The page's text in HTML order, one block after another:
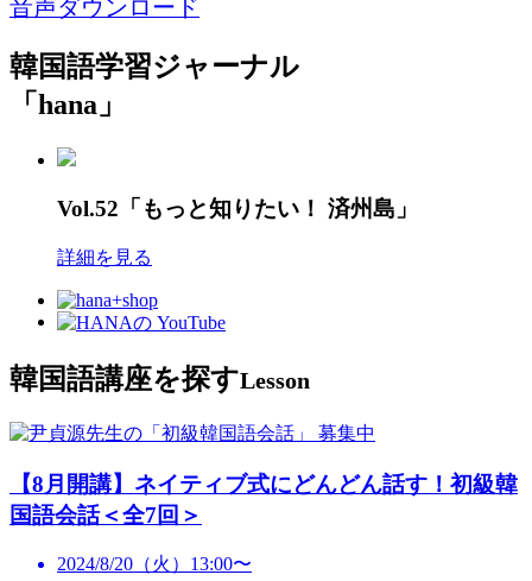
音声ダウンロード
韓国語学習ジャーナル
「hana」
Vol.52「もっと知りたい！ 済州島」
詳細を見る
韓国語講座を探すLesson
募集中
【8月開講】ネイティブ式にどんどん話す！初級韓
国語会話＜全7回＞
2024/8/20（火）13:00〜